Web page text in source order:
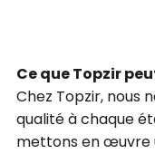
Ce que Topzir
Chez Topzir, nous
qualité à chaque
mettons en œuvre